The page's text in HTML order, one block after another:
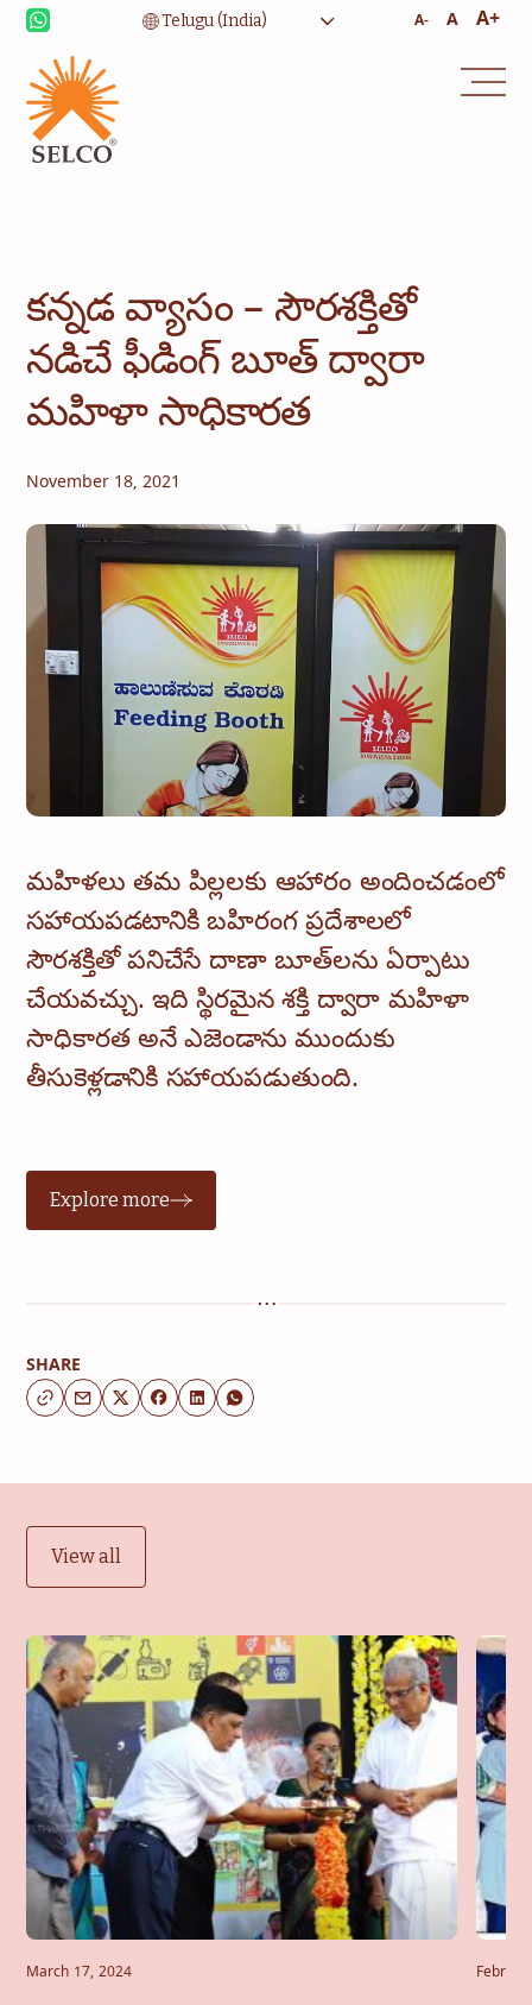
A- A A+
జీవనోపాధి
విద్య
కమ్యూనిటీ
కన్నడ వ్యాసం – సౌరశక్తితో
నడిచే ఫీడింగ్ బూత్ ద్వారా
మహిళా సాధికారత
November 18, 2021
మహిళలు తమ పిల్లలకు ఆహారం అందించడంలో
సహాయపడటానికి బహిరంగ ప్రదేశాలలో
సౌరశక్తితో పనిచేసే దాణా బూత్‌లను ఏర్పాటు
చేయవచ్చు. ఇది స్థిరమైన శక్తి ద్వారా మహిళా
సాధికారత అనే ఎజెండాను ముందుకు
తీసుకెళ్లడానికి సహాయపడుతుంది.
Explore more
SHARE
View all
March 17, 2024